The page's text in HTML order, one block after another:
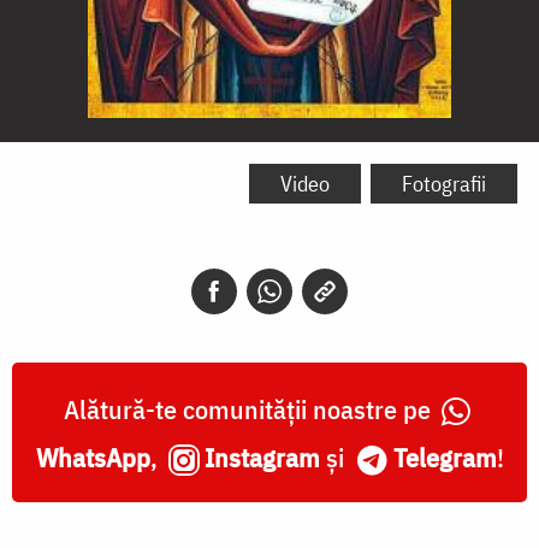
Sfânta
Video Fotografii
Alătură-te comunității noastre pe
WhatsApp, Instagram și Telegram!